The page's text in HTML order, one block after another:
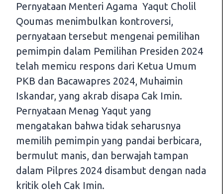
Pernyataan Menteri Agama Yaqut Cholil
Qoumas menimbulkan kontroversi,
pernyataan tersebut mengenai pemilihan
pemimpin dalam Pemilihan Presiden 2024
telah memicu respons dari Ketua Umum
PKB dan Bacawapres 2024, Muhaimin
Iskandar, yang akrab disapa Cak Imin.
Pernyataan Menag Yaqut yang
mengatakan bahwa tidak seharusnya
memilih pemimpin yang pandai berbicara,
bermulut manis, dan berwajah tampan
dalam Pilpres 2024 disambut dengan nada
kritik oleh Cak Imin.